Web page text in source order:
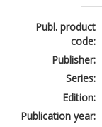
Publ. product
code:
Publisher:
Series:
Edition:
Publication year: